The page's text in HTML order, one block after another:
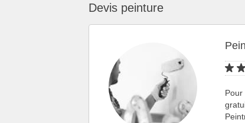
Devis peinture